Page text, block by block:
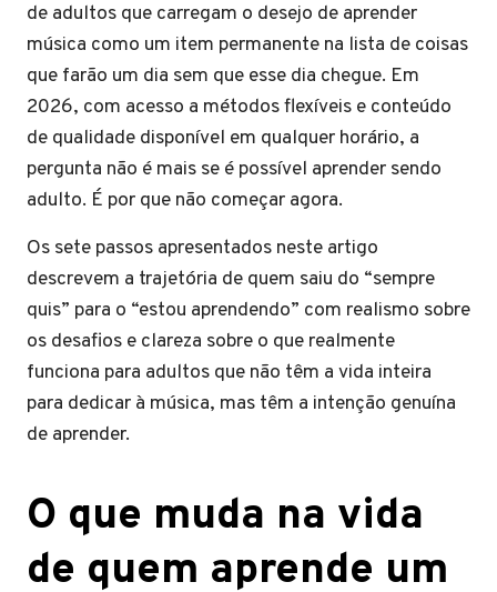
de adultos que carregam o desejo de aprender
música como um item permanente na lista de coisas
que farão um dia sem que esse dia chegue. Em
2026, com acesso a métodos flexíveis e conteúdo
de qualidade disponível em qualquer horário, a
pergunta não é mais se é possível aprender sendo
adulto. É por que não começar agora.
Os sete passos apresentados neste artigo
descrevem a trajetória de quem saiu do “sempre
quis” para o “estou aprendendo” com realismo sobre
os desafios e clareza sobre o que realmente
funciona para adultos que não têm a vida inteira
para dedicar à música, mas têm a intenção genuína
de aprender.
O que muda na vida
de quem aprende um